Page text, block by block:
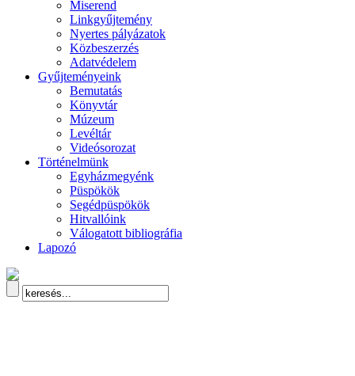
Miserend
Linkgyűjtemény
Nyertes pályázatok
Közbeszerzés
Adatvédelem
Gyűjteményeink
Bemutatás
Könyvtár
Múzeum
Levéltár
Videósorozat
Történelmünk
Egyházmegyénk
Püspökök
Segédpüspökök
Hitvallóink
Válogatott bibliográfia
Lapozó